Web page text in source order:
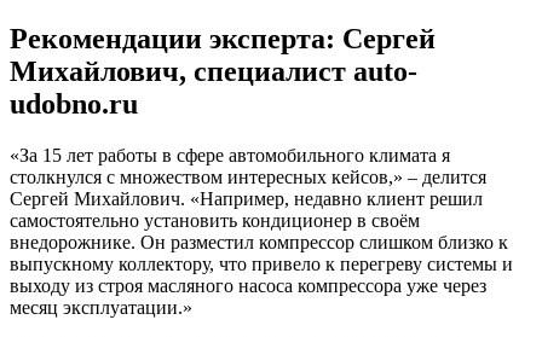
Рекомендации эксперта: Сергей
Михайлович, специалист auto-
udobno.ru
«За 15 лет работы в сфере автомобильного климата я
столкнулся с множеством интересных кейсов,» – делится
Сергей Михайлович. «Например, недавно клиент решил
самостоятельно установить кондиционер в своём
внедорожнике. Он разместил компрессор слишком близко к
выпускному коллектору, что привело к перегреву системы и
выходу из строя масляного насоса компрессора уже через
месяц эксплуатации.»